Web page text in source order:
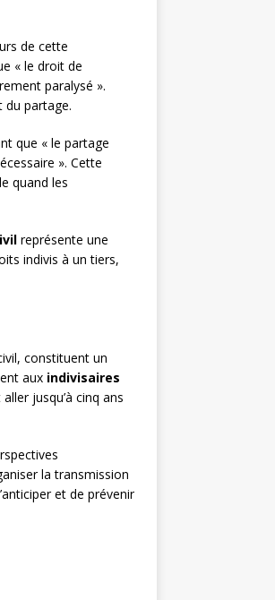
de cette
« le droit de
paralysé ».
du partage.
que « le partage
». Cette
quand les
représente une
indivis à un tiers,
constituent un
aux indivisaires
jusqu’à cinq ans
la transmission
et de prévenir